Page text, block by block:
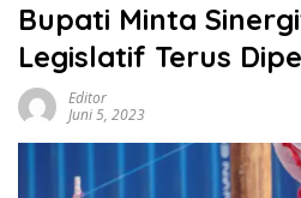
Bupati Minta
Legislatif Terus
Editor
Juni 5, 2023